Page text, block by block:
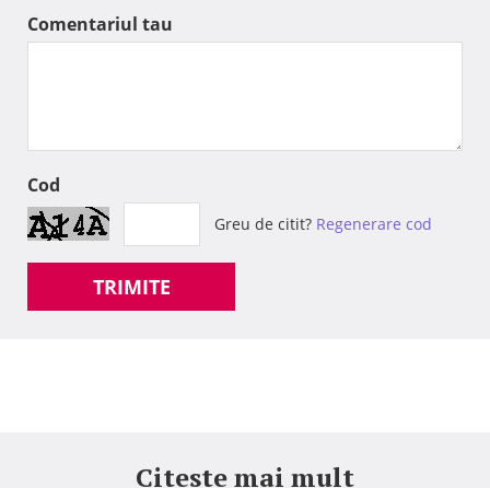
Comentariul tau
Cod
Greu de citit? Regenerare cod
TRIMITE
Citeste mai mult